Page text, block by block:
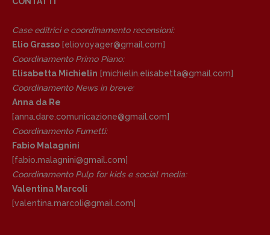
Fabio Malagnini
[fabio.malagnini@gmail.com]
Coordinamento Pulp for kids e social
media:
Valentina Marcoli
[valentina.marcoli@gmail.com]
ARCHIVIO E AUTORI
Case editrici e coordinamento recensioni:
Elio Grasso [eliovoyager@gmail.com]
Coordinamento Primo Piano:
Elisabetta Michielin [michielin.elisabetta@gmail.com]
Coordinamento News in breve:
Anna da Re
[anna.dare.comunicazione@gmail.com]
Coordinamento Fumetti:
Fabio Malagnini
[fabio.malagnini@gmail.com]
Coordinamento Pulp for kids e social media:
Valentina Marcoli
[valentina.marcoli@gmail.com]